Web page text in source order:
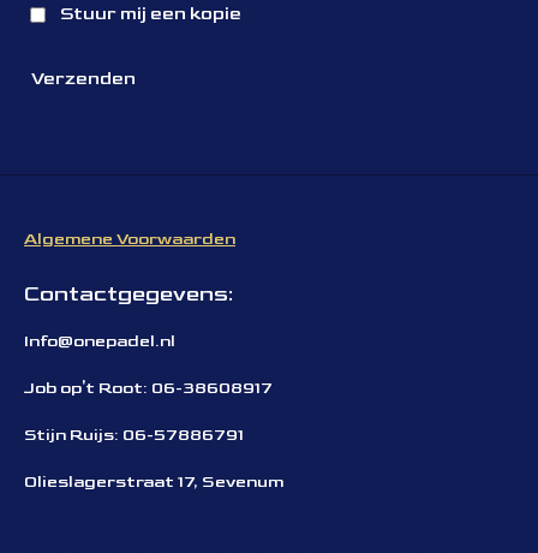
Stuur mij een kopie
Verzenden
Algemene Voorwaarden
Contactgegevens:
Info@onepadel.nl
Job op't Root: 06-38608917
Stijn Ruijs: 06-57886791
Olieslagerstraat 17, Sevenum